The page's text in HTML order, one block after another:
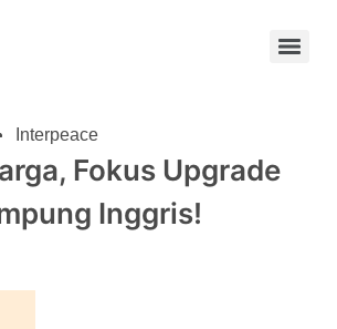
Interpeace
Fokus Upgrade
Inggris!